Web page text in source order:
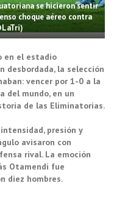
se hicieron sentir
choque aéreo contra
en el estadio
desbordada, la selección
vencer por 1-0 a la
del mundo, en un
de las Eliminatorias.
presión y
avisaron con
rival. La emoción
Otamendi fue
diez hombres.